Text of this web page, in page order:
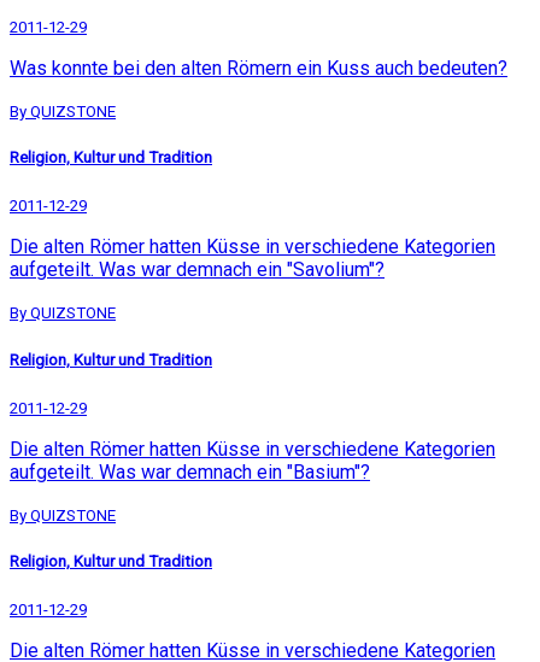
2011-12-29
Was konnte bei den alten Römern ein Kuss auch bedeuten?
By QUIZSTONE
Religion, Kultur und Tradition
2011-12-29
Die alten Römer hatten Küsse in verschiedene Kategorien
aufgeteilt. Was war demnach ein "Savolium"?
By QUIZSTONE
Religion, Kultur und Tradition
2011-12-29
Die alten Römer hatten Küsse in verschiedene Kategorien
aufgeteilt. Was war demnach ein "Basium"?
By QUIZSTONE
Religion, Kultur und Tradition
2011-12-29
Die alten Römer hatten Küsse in verschiedene Kategorien